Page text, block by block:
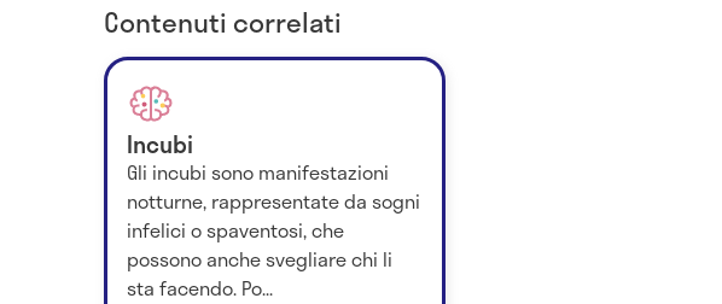
Contenuti correlati
Incubi
Gli incubi sono manifestazioni
notturne, rappresentate da sogni
infelici o spaventosi, che
possono anche svegliare chi li
sta facendo. Po...